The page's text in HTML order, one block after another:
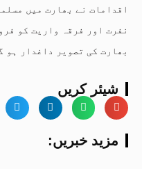
اقدامات نے بھارت میں
نفرت اور فرقہ واریت کو
بھارت کی تصویر داغدار ہو
شیئر کریں
:مزید خبریں